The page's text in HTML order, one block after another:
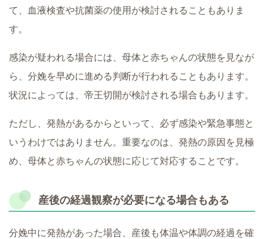
て、血液検査や抗菌薬の使用が検討されることもありま
す。
感染が疑われる場合には、母体と赤ちゃんの状態を見なが
ら、分娩を早めに進める判断が行われることもあります。
状況によっては、帝王切開が検討される場合もあります。
ただし、発熱があるからといって、必ず感染や緊急事態と
いうわけではありません。重要なのは、発熱の原因を見極
め、母体と赤ちゃんの状態に応じて対応することです。
産後の経過観察が必要になる場合もある
分娩中に発熱があった場合、産後も体温や体調の経過を確